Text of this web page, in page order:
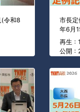
(令和8
市長
年6月
再生 :
公開 :